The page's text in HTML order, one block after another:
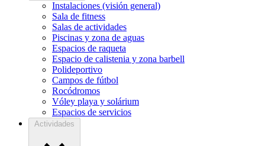
Instalaciones (visión general)
Sala de fitness
Salas de actividades
Piscinas y zona de aguas
Espacios de raqueta
Espacio de calistenia y zona barbell
Polideportivo
Campos de fútbol
Rocódromos
Vóley playa y solárium
Espacios de servicios
Actividades